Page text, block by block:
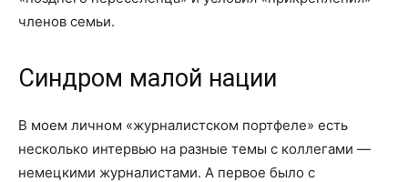
членов семьи.
Синдром малой нации
В моем личном «журналистском портфеле» есть
несколько интервью на разные темы с коллегами —
немецкими журналистами. А первое было с